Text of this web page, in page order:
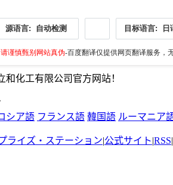
源语言: 自动检测 目标语言: 日
请谨慎甄别网站真伪-百度翻译仅提供网页翻译服务，